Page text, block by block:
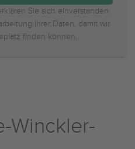
Sie sich einverstanden
Ihrer Daten, damit wir
finden können.
Winckler-